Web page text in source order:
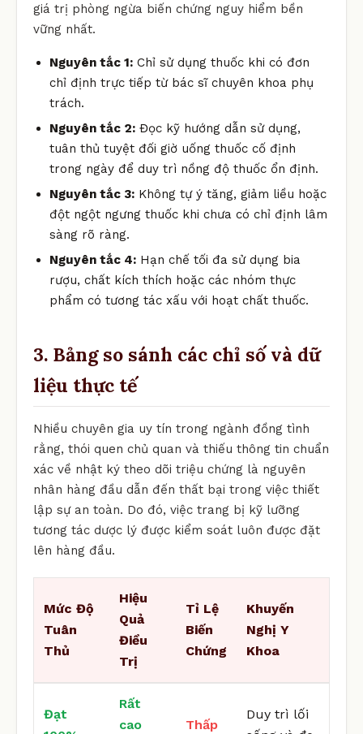
giá trị phòng ngừa biến chứng nguy hiểm bền
vững nhất.
Nguyên tắc 1: Chỉ sử dụng thuốc khi có đơn
chỉ định trực tiếp từ bác sĩ chuyên khoa phụ
trách.
Nguyên tắc 2: Đọc kỹ hướng dẫn sử dụng,
tuân thủ tuyệt đối giờ uống thuốc cố định
trong ngày để duy trì nồng độ thuốc ổn định.
Nguyên tắc 3: Không tự ý tăng, giảm liều hoặc
đột ngột ngưng thuốc khi chưa có chỉ định lâm
sàng rõ ràng.
Nguyên tắc 4: Hạn chế tối đa sử dụng bia
rượu, chất kích thích hoặc các nhóm thực
phẩm có tương tác xấu với hoạt chất thuốc.
3. Bảng so sánh các chỉ số và dữ
liệu thực tế
Nhiều chuyên gia uy tín trong ngành đồng tình
rằng, thói quen chủ quan và thiếu thông tin chuẩn
xác về nhật ký theo dõi triệu chứng là nguyên
nhân hàng đầu dẫn đến thất bại trong việc thiết
lập sự an toàn. Do đó, việc trang bị kỹ lưỡng
tương tác dược lý được kiểm soát luôn được đặt
lên hàng đầu.
Mức Độ
Tuân
Thủ
Hiệu
Quả
Điều
Trị
Tỉ Lệ
Biến
Chứng
Khuyến
Nghị Y
Khoa
Đạt
Rất
cao
Thấp
Duy trì lối